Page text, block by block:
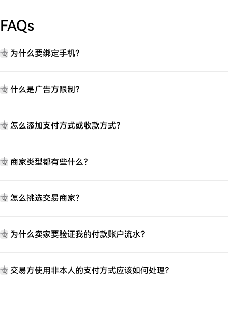
FAQs
Q 为什么要绑定手机？
Q 什么是广告方限制？
Q 怎么添加支付方式或收款方式？
Q 商家类型都有些什么？
Q 怎么挑选交易商家？
Q 为什么卖家要验证我的付款账户流水？
Q 交易方使用非本人的支付方式应该如何处理？